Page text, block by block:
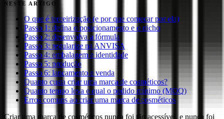
NESTE ARTIGO
O que é terceirização (e por que começar por ela)
Passo 1: defina o posicionamento e o nicho
Passo 2: desenvolva a fórmula
Passo 3: regularize na ANVISA
Passo 4: embalagem e identidade
Passo 5: produção
Passo 6: lançamento e venda
Quanto custa criar uma marca de cosméticos?
Quanto tempo leva e qual o pedido mínimo (MOQ)
Erros comuns ao criar uma marca de cosméticos
Criar uma marca de cosméticos nunca foi tão acessível, e nunca foi